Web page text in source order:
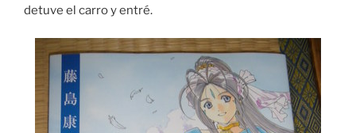
detuve el carro y entré.